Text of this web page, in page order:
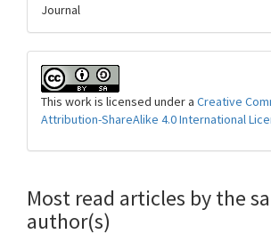
Journal
This work is licensed under a Creative
Attribution-ShareAlike 4.0 International
Most read articles by the
author(s)